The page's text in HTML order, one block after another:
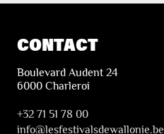
CONTACT
Boulevard Audent 24
6000 Charleroi
+32 71 51 78 00
info@lesfestivalsdewallonie.be